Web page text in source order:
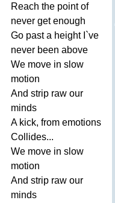
Reach the point of
never get enough
Go past a height `ve
never been above
We move in slow
motion
And strip raw our
minds
A kick, from emotions
Collides...
We move in slow
motion
And strip raw our
minds